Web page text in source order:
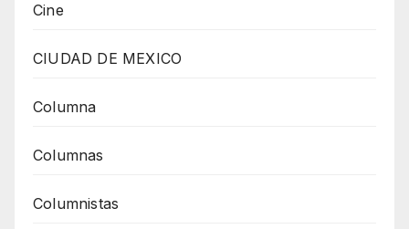
Cine
CIUDAD DE MEXICO
Columna
Columnas
Columnistas